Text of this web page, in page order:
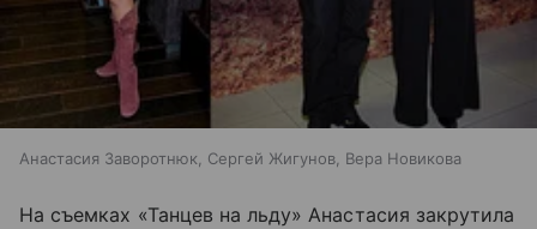
Анастасия Заворотнюк, Сергей Жигунов, Вера Новикова
На съемках «Танцев на льду» Анастасия закрутила